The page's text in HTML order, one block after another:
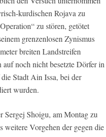
kurdischen Rojava zu
zu stören, getötet
grenzenlosen Zynismus
breiten Landstreifen
noch nicht besetzte Dörfer in
Stadt Ain Issa, bei der
wurden.
Sergej Shoigu, am Montag zu
weitere Vorgehen der gegen die